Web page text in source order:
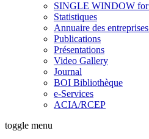
SINGLE WINDOW for
Statistiques
Annuaire des
Publications
Présentations
Video Gallery
Journal
BOI Bibliothèque
e-Services
ACIA/RCEP
toggle menu